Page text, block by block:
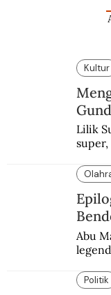
Kultur
Lilik
Abu
Politik